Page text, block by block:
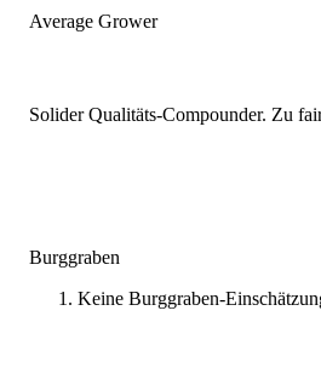
Average Grower
Solider Qualitäts-Compounder. Zu
Burggraben
Keine Burggraben-